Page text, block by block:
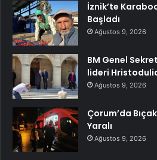
İznik’te
Başladı
Ağustos 9, 2026
BM Genel
lideri
Ağustos 9, 2026
Çorum’da
Yaralı
Ağustos 9, 2026